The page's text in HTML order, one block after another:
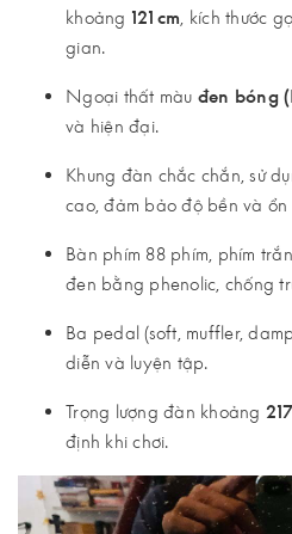
khoảng 121 cm , kích thước
gian.
Ngoại thất màu đen bóng
và hiện đại.
Khung đàn chắc chắn, sử
cao, đảm bảo độ bền và ổn
Bàn phím 88 phím, phím
đen bằng phenolic, chống
Ba pedal (soft, muffler,
diễn và luyện tập.
Trọng lượng đàn khoảng
định khi chơi.